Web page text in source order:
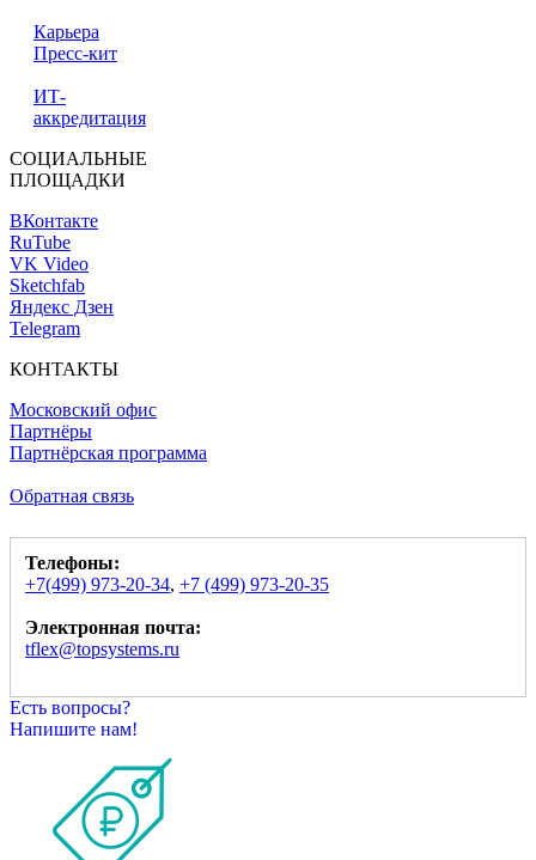
Карьера
Пресс-кит
ИТ-
аккредитация
СОЦИАЛЬНЫЕ
ПЛОЩАДКИ
ВКонтакте
RuTube
VK Video
Sketchfab
Яндекс Дзен
Telegram
КОНТАКТЫ
Московский офис
Партнёры
Партнёрская программа
Обратная связь
Телефоны:
+7(499) 973-20-34, +7 (499) 973-20-35
Электронная почта:
tflex@topsystems.ru
Есть вопросы?
Напишите нам!